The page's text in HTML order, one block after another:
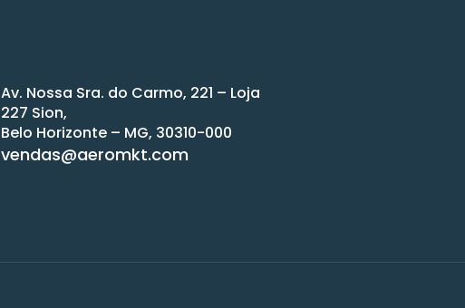
Av. Nossa Sra. do Carmo, 221 – Loja
227 Sion,
Belo Horizonte – MG, 30310-000
vendas@aeromkt.com